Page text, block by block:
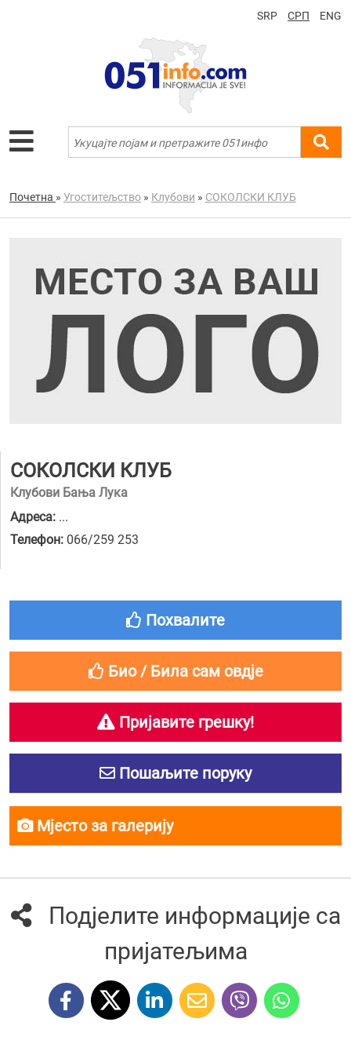
SRP СРП ENG
Почетна » Угоститељство » Клубови » СОКОЛСКИ КЛУБ
СОКОЛСКИ КЛУБ
Клубови Бања Лука
Адреса: ...
Телефон: 066/259 253
Похвалите
Био / Била сам овдје
Пријавите грешку!
Пошаљите поруку
Мјесто за галерију
Подјелите информације са
пријатељима